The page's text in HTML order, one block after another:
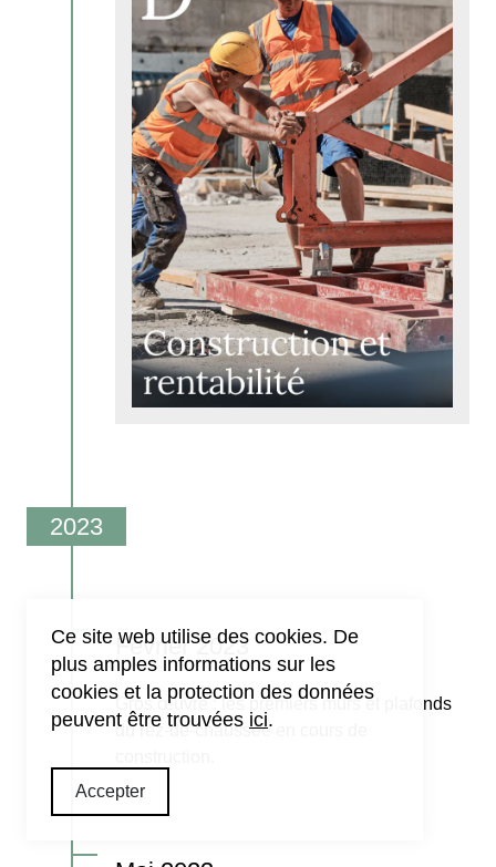
Février 2023
Gros œuvre : les premiers murs et plafonds
du rez-de-chaussée en cours de
Ce site web utilise des cookies. De
plus amples informations sur les
cookies et la protection des données
peuvent être trouvées ici.
Accepter